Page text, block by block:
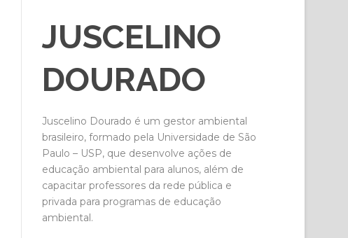
JUSCELINO
DOURADO
Juscelino Dourado é um gestor ambiental
brasileiro, formado pela Universidade de São
Paulo – USP, que desenvolve ações de
educação ambiental para alunos, além de
capacitar professores da rede pública e
privada para programas de educação
ambiental.